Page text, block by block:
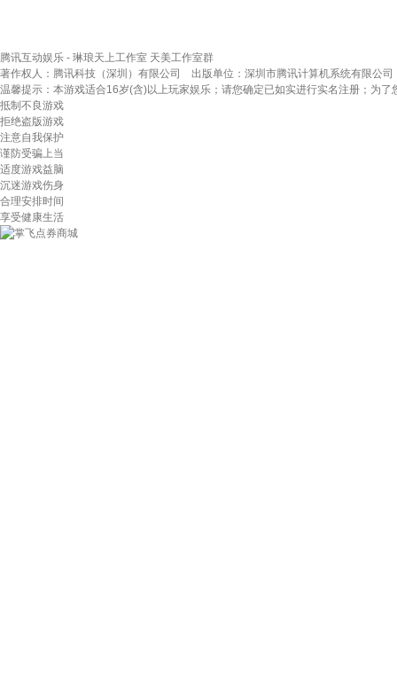
腾讯互动娱乐 - 琳琅天上工作室 天美工作室群
著作权人：腾讯科技（深圳）有限公司 出版单位：深圳市腾讯计算机系统有限公司
温馨提示：本游戏适合16岁(含)以上玩家娱乐；请您确定已如实进行实名注册；为
抵制不良游戏
拒绝盗版游戏
注意自我保护
谨防受骗上当
适度游戏益脑
沉迷游戏伤身
合理安排时间
享受健康生活